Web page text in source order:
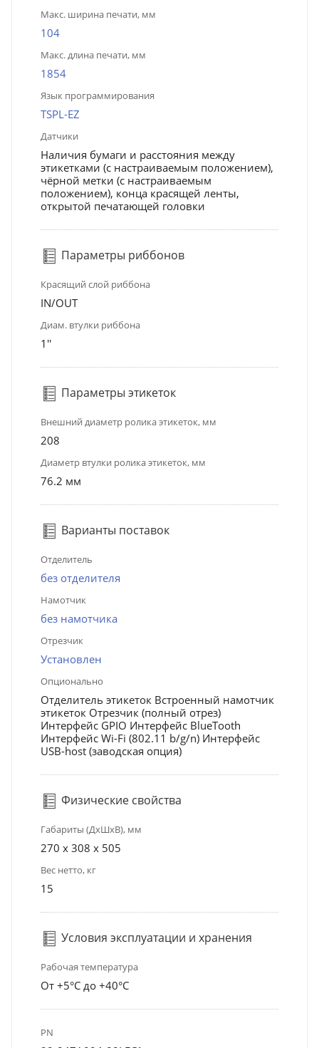
Макс. ширина печати, мм
104
Макс. длина печати, мм
1854
Язык программирования
TSPL-EZ
Датчики
Наличия бумаги и расстояния между
этикетками (с настраиваемым положением),
чёрной метки (с настраиваемым
положением), конца красящей ленты,
открытой печатающей головки
Параметры риббонов
Красящий слой риббона
IN/OUT
Диам. втулки риббона
1''
Параметры этикеток
Внешний диаметр ролика этикеток, мм
208
Диаметр втулки ролика этикеток, мм
76.2 мм
Варианты поставок
Отделитель
без отделителя
Намотчик
без намотчика
Отрезчик
Установлен
Опционально
Отделитель этикеток Встроенный намотчик
этикеток Отрезчик (полный отрез)
Интерфейс GPIO Интерфейс BlueTooth
Интерфейс Wi-Fi (802.11 b/g/n) Интерфейс
USB-host (заводская опция)
Физические свойства
Габариты (ДхШхВ), мм
270 x 308 x 505
Вес нетто, кг
15
Условия эксплуатации и хранения
Рабочая температура
От +5°С до +40°С
PN